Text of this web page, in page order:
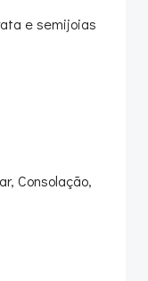
e semijoias
Consolação,